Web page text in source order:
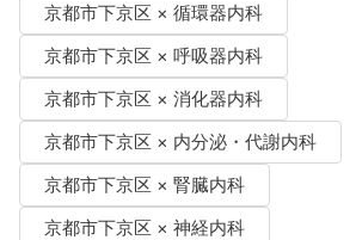
京都市下京区 × 循環器内科
京都市下京区 × 呼吸器内科
京都市下京区 × 消化器内科
京都市下京区 × 内分泌・代謝内科
京都市下京区 × 腎臓内科
京都市下京区 × 神経内科